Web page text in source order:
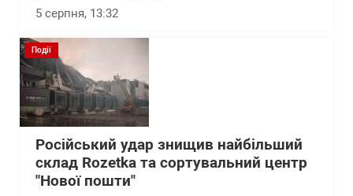
5 серпня, 13:32
Події
Російський удар знищив найбільший
склад Rozetka та сортувальний центр
"Нової пошти"